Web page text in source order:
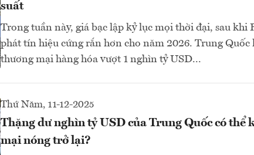
suất
Trong tuần này, giá bạc lập kỷ lục mọi thời đại, sau khi
phát tín hiệu cứng rắn hơn cho năm 2026. Trung Quốc
thương mại hàng hóa vượt 1 nghìn tỷ USD...
Thứ Năm, 11-12-2025
Thặng dư nghìn tỷ USD của Trung Quốc có thể
mại nóng trở lại?